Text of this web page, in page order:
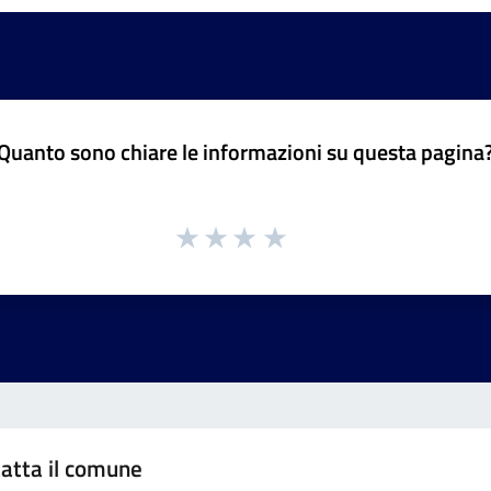
sono chiare le informazioni su questa
il comune